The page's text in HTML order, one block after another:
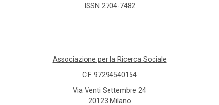
ISSN 2704-7482
Associazione per la Ricerca Sociale
C.F. 97294540154
Via Venti Settembre 24
20123 Milano